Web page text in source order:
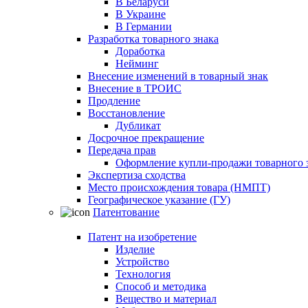
В Украине
В Германии
Разработка товарного знака
Доработка
Нейминг
Внесение изменений в товарный знак
Внесение в ТРОИС
Продление
Восстановление
Дубликат
Досрочное прекращение
Передача прав
Оформление купли-продажи товарного
Экспертиза сходства
Место происхождения товара (НМПТ)
Географическое указание (ГУ)
Патентование
Патент на изобретение
Изделие
Устройство
Технология
Способ и методика
Вещество и материал